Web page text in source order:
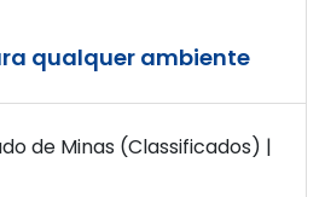
qualquer ambiente
de Minas (Classificados) |